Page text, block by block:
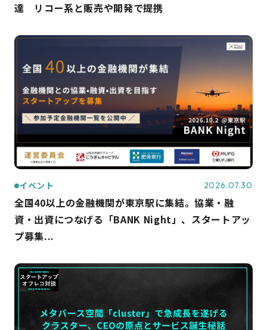
達 リコー系と販売や開発で提携
イベント 2026.07.30
全国40以上の金融機関が東京駅に集結。協業・融
資・出資につなげる「BANK Night」、スタートアッ
プ募集...